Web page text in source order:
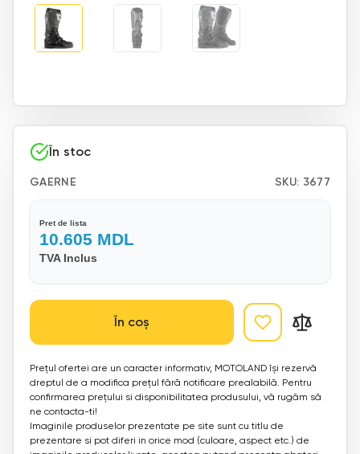
În stoc
GAERNE SKU: 3677
Pret de lista
10.605 MDL
TVA Inclus
În coș
Prețul ofertei are un caracter informativ, MOTOLAND își rezervă
dreptul de a modifica prețul fără notificare prealabilă. Pentru
confirmarea prețului si disponibilitatea produsului, vă rugăm să
ne contacta-ti!
Imaginile produselor prezentate pe site sunt cu titlu de
prezentare si pot diferi in orice mod (culoare, aspect etc.) de